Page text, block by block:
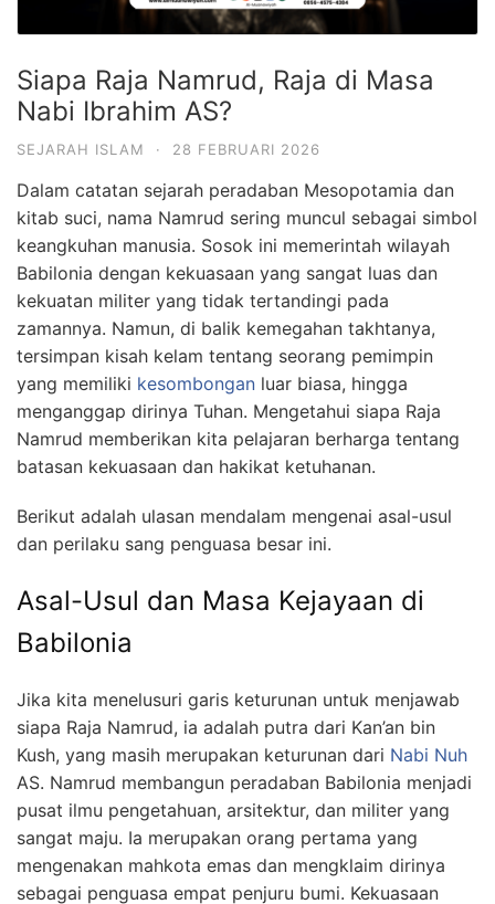
Siapa Raja Namrud, Raja di Masa
Nabi Ibrahim AS?
SEJARAH ISLAM · 28 FEBRUARI 2026
Dalam catatan sejarah peradaban Mesopotamia dan
kitab suci, nama Namrud sering muncul sebagai simbol
keangkuhan manusia. Sosok ini memerintah wilayah
Babilonia dengan kekuasaan yang sangat luas dan
kekuatan militer yang tidak tertandingi pada
zamannya. Namun, di balik kemegahan takhtanya,
tersimpan kisah kelam tentang seorang pemimpin
yang memiliki kesombongan luar biasa, hingga
menganggap dirinya Tuhan. Mengetahui siapa Raja
Namrud memberikan kita pelajaran berharga tentang
batasan kekuasaan dan hakikat ketuhanan.
Berikut adalah ulasan mendalam mengenai asal-usul
dan perilaku sang penguasa besar ini.
Asal-Usul dan Masa Kejayaan di
Babilonia
Jika kita menelusuri garis keturunan untuk menjawab
siapa Raja Namrud, ia adalah putra dari Kan’an bin
Kush, yang masih merupakan keturunan dari Nabi Nuh
AS. Namrud membangun peradaban Babilonia menjadi
pusat ilmu pengetahuan, arsitektur, dan militer yang
sangat maju. Ia merupakan orang pertama yang
mengenakan mahkota emas dan mengklaim dirinya
sebagai penguasa empat penjuru bumi. Kekuasaan